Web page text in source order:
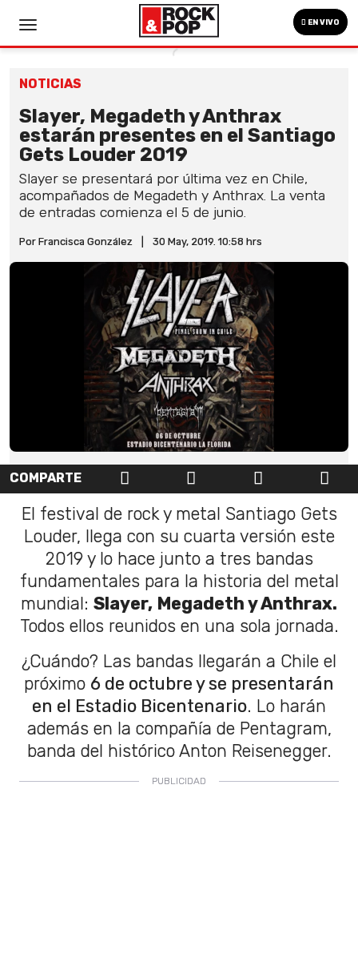
EN VIVO
NOTICIAS
Slayer, Megadeth y Anthrax
estarán presentes en el Santiago
Gets Louder 2019
Slayer se presentará por última vez en Chile,
acompañados de Megadeth y Anthrax. La venta
de entradas comienza el 5 de junio.
Por Francisca González 30 May, 2019. 10:58 hrs
COMPARTE
El festival de rock y metal Santiago Gets
Louder, llega con su cuarta versión este
2019 y lo hace junto a tres bandas
fundamentales para la historia del metal
mundial: Slayer, Megadeth y Anthrax.
Todos ellos reunidos en una sola jornada.
¿Cuándo? Las bandas llegarán a Chile el
próximo 6 de octubre y se presentarán
en el Estadio Bicentenario. Lo harán
además en la compañía de Pentagram,
banda del histórico Anton Reisenegger.